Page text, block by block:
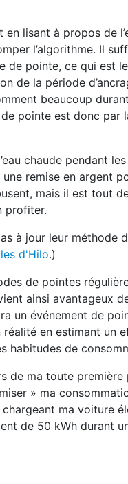
lisant à propos de
l’algorithme. Il
de pointe, ce qui est
de la période
beaucoup
pointe est donc par
chaude pendant
remise en argent
mais il est tout
profiter.
à jour leur méthode
d'Hilo.)
de pointes
ainsi avantageux
un événement de
en estimant un
habitudes de
de ma toute
» ma
ma voiture
de 50 kWh durant